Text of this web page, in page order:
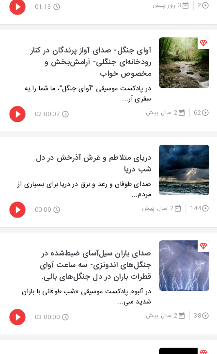
2 3 روز پیش 01:13
آوای جنگل- صدای آواز پرندگان در کنار
رودخانه‌ای جنگلی- آرامش‌بخش و
مخصوص خواب
در پادکست موسیقی "آوای جنگل"، ما شما را به
سفری آر...
62 2 سال پیش 02:00:07
دریای متلاطم و غرش آذرخش در دل
شب دریا
صدای طوفان و رعد و برق در دریا برای بسیاری از
مردم...
144 2 سال پیش 00:00
صدای باران سیل‌آسای ضبط‌شده در
جنگل‌های اندونزی- سه ساعت آوای
قطرات باران در دل جنگل‌های بالی.
در آلبوم پادکست موسیقی «شب طوفانی با باران
شدید سی...
38 2 سال پیش 03:00:00